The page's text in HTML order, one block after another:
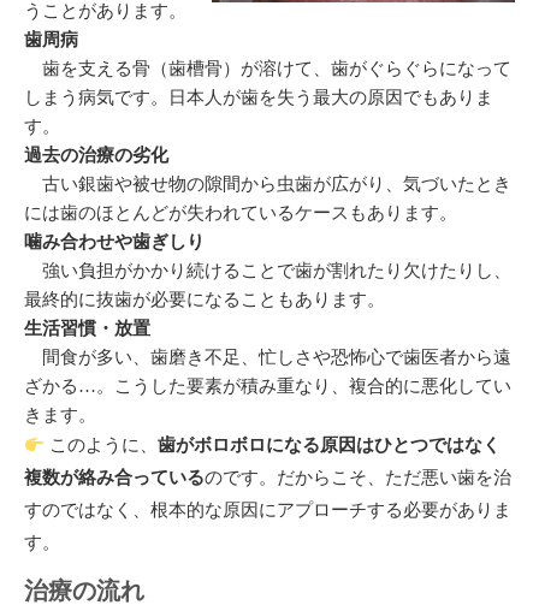
うことがあります。
歯周病
歯を支える骨（歯槽骨）が溶けて、歯がぐらぐらになって
しまう病気です。日本人が歯を失う最大の原因でもありま
す。
過去の治療の劣化
古い銀歯や被せ物の隙間から虫歯が広がり、気づいたとき
には歯のほとんどが失われているケースもあります。
噛み合わせや歯ぎしり
強い負担がかかり続けることで歯が割れたり欠けたりし、
最終的に抜歯が必要になることもあります。
生活習慣・放置
間食が多い、歯磨き不足、忙しさや恐怖心で歯医者から遠
ざかる…。こうした要素が積み重なり、複合的に悪化してい
きます。
このように、歯がボロボロになる原因はひとつではなく
複数が絡み合っているのです。だからこそ、ただ悪い歯を治
すのではなく、根本的な原因にアプローチする必要がありま
す。
治療の流れ